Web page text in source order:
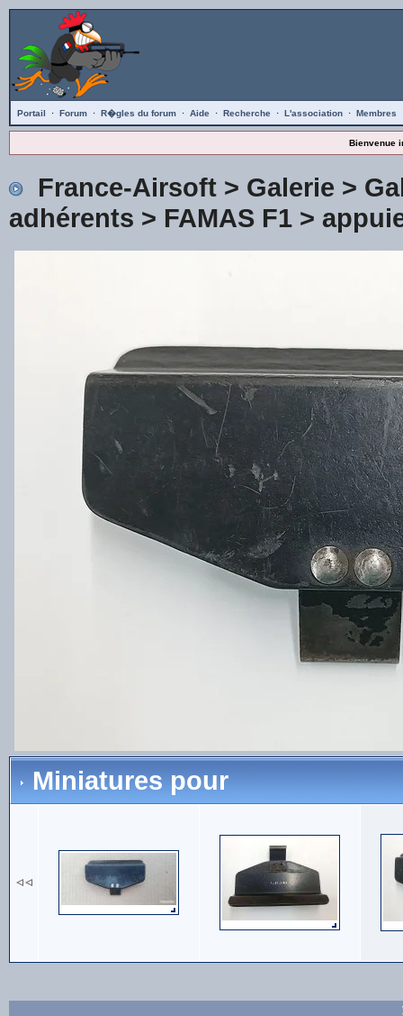
Portail · Forum · R�gles du forum · Aide · Recherche · L'association · Membres
Bienvenue
France-Airsoft> Galerie >
adhérents > FAMAS F1>
Miniatures pour